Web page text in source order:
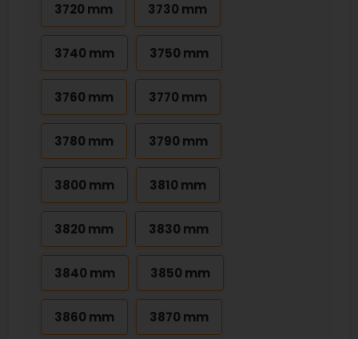
3720 mm 3730 mm
3740 mm 3750 mm
3760 mm 3770 mm
3780 mm 3790 mm
3800 mm 3810 mm
3820 mm 3830 mm
3840 mm 3850 mm
3860 mm 3870 mm